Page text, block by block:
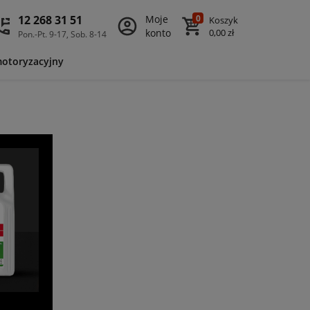
12 268 31 51
Pon.-Pt. 9-17, Sob. 8-14
Moje
konto
0
Koszyk
0,00 zł